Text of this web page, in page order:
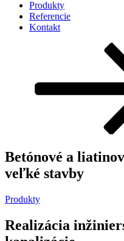
Produkty
Referencie
Kontakt
Betónové a
veľké stavby
Produkty
Realizácia